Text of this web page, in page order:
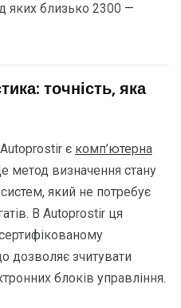
яких близько 2300 —
точність, яка
є комп’ютерна
метод визначення стану
який не потребує
В Autoprostir ця
дозволяє зчитувати
блоків управління.